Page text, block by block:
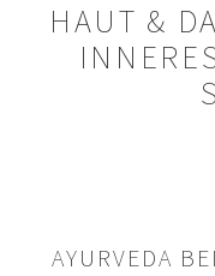
HAUT &
AYURVEDA